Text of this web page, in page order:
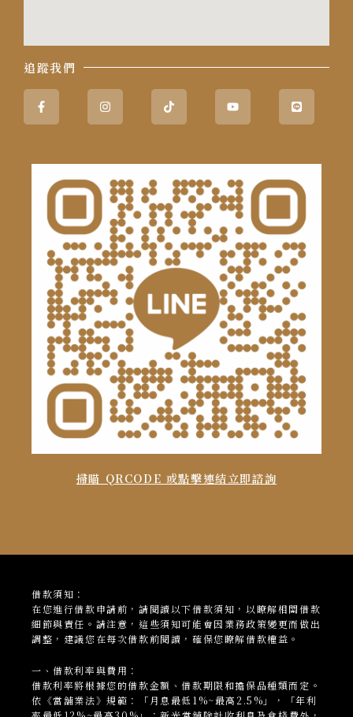
追蹤我們
Facebook-
f
InstagramTiktok Youtube Line
掃瞄 QRCODE 或點擊連結立即諮詢
借款須知：
在您進行借款申請前，請閱讀以下借款須知，以瞭解相關借款
細節與責任。請注意，這些須知可能會因業務政策變更而做出
調整，建議您在每次借款前閱讀，確保您瞭解借款權益。
一、借款利率與費用：
借款利率將根據您的借款金額、借款期限和擔保品種類而定。
依《當舖業法》規範：「月息最低1%~最高2.5%」，「年利